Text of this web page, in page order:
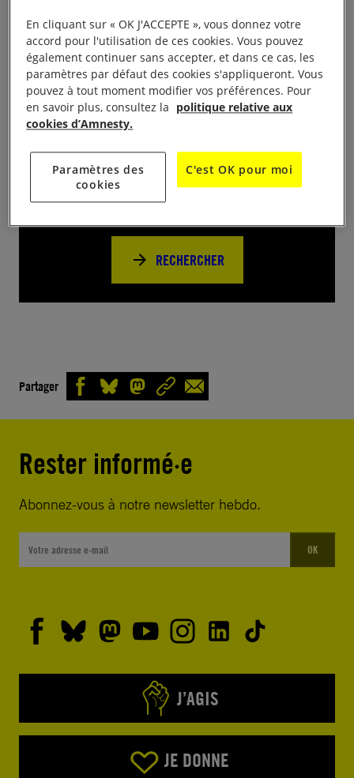
pour nous.
Près de chez vous
Trouvez d’autres événements pour agir
avec nous
RECHERCHER
Partager
Rester informé·e
Abonnez-vous à notre newsletter hebdo.
OK
J’AGIS
JE DONNE
En cliquant sur « OK J'ACCEPTE », vous donnez votre
accord pour l'utilisation de ces cookies. Vous pouvez
également continuer sans accepter, et dans ce cas, les
paramètres par défaut des cookies s'appliqueront. Vous
pouvez à tout moment modifier vos préférences. Pour
en savoir plus, consultez la politique relative aux
cookies d’Amnesty.
Paramètres des
cookies
C'est OK pour moi